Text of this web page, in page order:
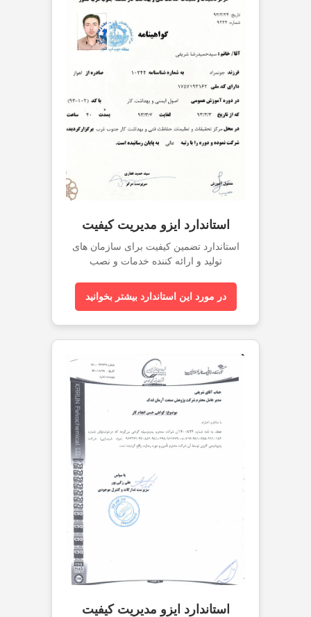
استاندارد ایزو مدیریت کیفیت
استاندارد تضمین کیفیت برای سازمان های
تولید و ارائه کننده خدمات و نصب
در مورد این استاندارد بیشتر بخوانید
استاندارد ایزو مدیریت کیفیت